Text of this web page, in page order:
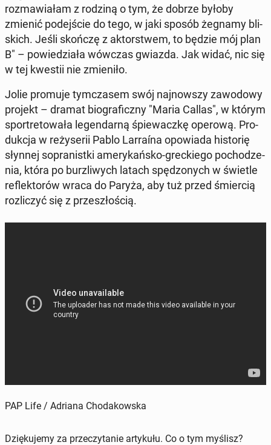
roz­ma­wia­łam z rodziną o tym, że dobrze byłoby
zmienić po­dej­ście do tego, w jaki sposób żegnamy bli­
skich. Jeśli skończę z ak­tor­stwem, to będzie mój plan
B" – po­wie­dzia­ła wówczas gwiazda. Jak widać, nic się
w tej kwestii nie zmie­ni­ło.
Jolie promuje tym­cza­sem swój naj­now­szy za­wo­do­wy
projekt – dramat bio­gra­ficz­ny "Maria Callas", w którym
spor­tre­to­wa­ła le­gen­dar­ną śpie­wacz­kę operową. Pro­
duk­cja w re­ży­se­rii Pablo Lar­ra­ína opo­wia­da hi­sto­rię
słynnej so­pra­nist­ki ame­ry­kań­sko-grec­kie­go po­cho­dze­
nia, która po burz­li­wych latach spę­dzo­nych w świetle
re­flek­to­rów wraca do Paryża, aby tuż przed śmier­cią
roz­li­czyć się z prze­szło­ścią.
PAP Life / Adriana Chodakowska
Dziękujemy za przeczytanie artykułu. Co o tym myślisz?